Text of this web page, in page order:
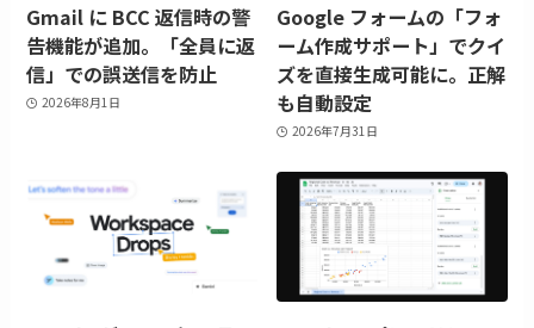
Gmail に BCC 返信時の警
告機能が追加。「全員に返
信」での誤送信を防止
2026年8月1日
Google フォームの「フォ
ーム作成サポート」でクイ
ズを直接生成可能に。正解
も自動設定
2026年7月31日